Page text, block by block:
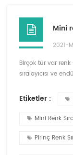
2021-
Birçok tür var renk
sıralayıcısı ve
, Çeşitli Tahıllar
büyük ölçekli renk
Etiketler :
Mini Renk
Pirinç Renk